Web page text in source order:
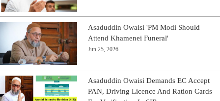
Asaduddin Owaisi 'PM Modi Should
Attend Khamenei Funeral'
Jun 25, 2026
Asaduddin Owaisi Demands EC Accept
PAN, Driving Licence And Ration Cards